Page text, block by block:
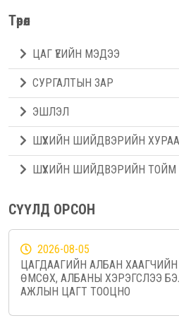
Төрөл
ЦАГ ҮЕИЙН МЭДЭЭ
СУРГАЛТЫН ЗАР
ЭШЛЭЛ
ШҮҮХИЙН ШИЙДВЭРИЙН
ШҮҮХИЙН ШИЙДВЭРИЙН ТОЙМ
СҮҮЛД ОРСОН
2026-08-05
ЦАГДААГИЙН АЛБАН
ӨМСӨХ, АЛБАНЫ ХЭРЭГСЛЭЭ
АЖЛЫН ЦАГТ ТООЦНО